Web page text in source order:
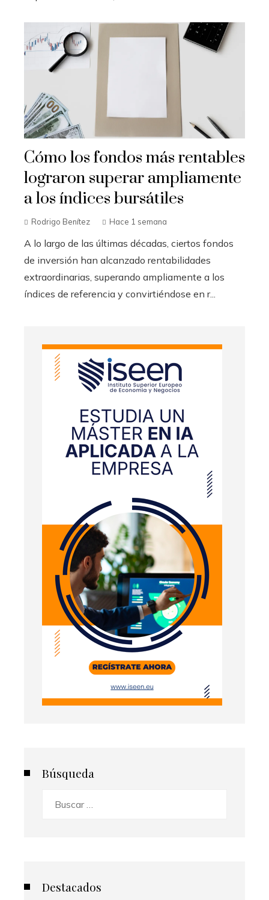
Cómo los fondos más rentables
lograron superar ampliamente
a los índices bursátiles
Rodrigo Benítez Hace 1 semana
A lo largo de las últimas décadas, ciertos fondos
de inversión han alcanzado rentabilidades
extraordinarias, superando ampliamente a los
índices de referencia y convirtiéndose en r...
Búsqueda
Destacados